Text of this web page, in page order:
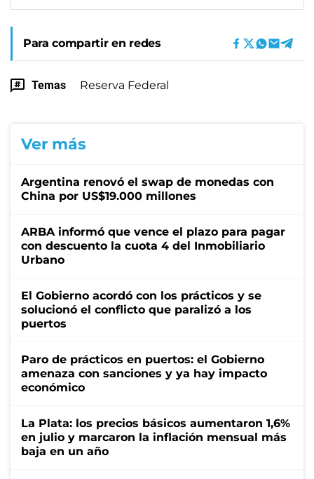
Para compartir en redes
Temas Reserva Federal
Ver más
Argentina renovó el swap de monedas con
China por US$19.000 millones
ARBA informó que vence el plazo para pagar
con descuento la cuota 4 del Inmobiliario
Urbano
El Gobierno acordó con los prácticos y se
solucionó el conflicto que paralizó a los
puertos
Paro de prácticos en puertos: el Gobierno
amenaza con sanciones y ya hay impacto
económico
La Plata: los precios básicos aumentaron 1,6%
en julio y marcaron la inflación mensual más
baja en un año